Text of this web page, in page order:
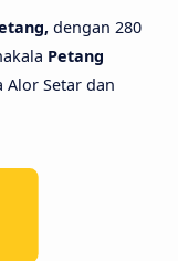
dengan 280
Petang
Setar dan